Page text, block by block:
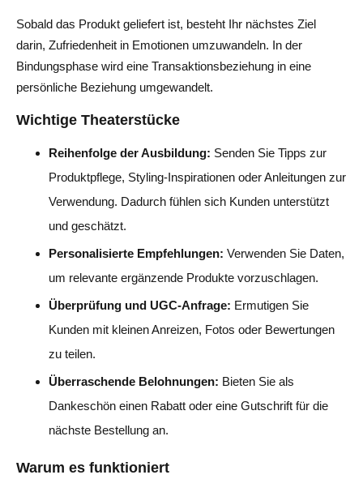
Sobald das Produkt geliefert ist, besteht Ihr nächstes Ziel
darin, Zufriedenheit in Emotionen umzuwandeln. In der
Bindungsphase wird eine Transaktionsbeziehung in eine
persönliche Beziehung umgewandelt.
Wichtige Theaterstücke
Reihenfolge der Ausbildung: Senden Sie Tipps zur
Produktpflege, Styling-Inspirationen oder Anleitungen zur
Verwendung. Dadurch fühlen sich Kunden unterstützt
und geschätzt.
Personalisierte Empfehlungen: Verwenden Sie Daten,
um relevante ergänzende Produkte vorzuschlagen.
Überprüfung und UGC-Anfrage: Ermutigen Sie
Kunden mit kleinen Anreizen, Fotos oder Bewertungen
zu teilen.
Überraschende Belohnungen: Bieten Sie als
Dankeschön einen Rabatt oder eine Gutschrift für die
nächste Bestellung an.
Warum es funktioniert